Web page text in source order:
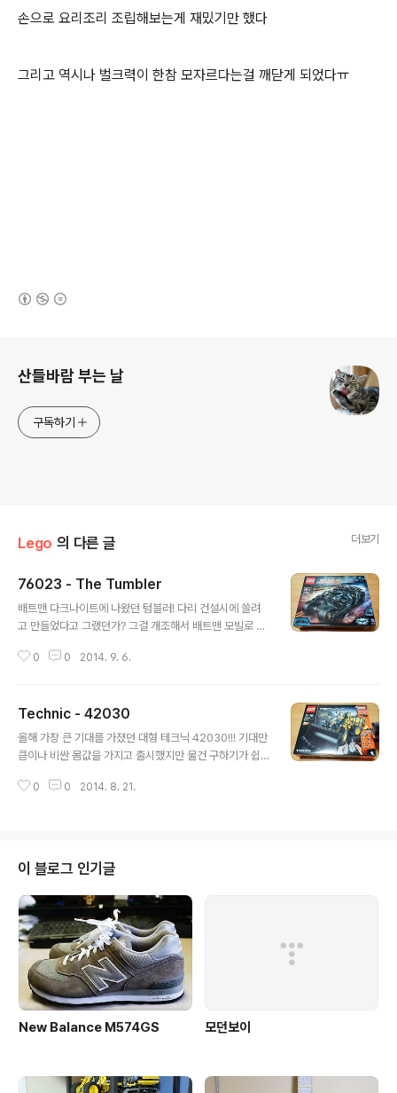
손으로 요리조리 조립해보는게 재밌기만 했다
그리고 역시나 벌크력이 한참 모자르다는걸 깨닫게 되었다ㅠ
산들바람 부는 날
구독하기
Lego 의 다른 글 더보기
76023 - The Tumbler
배트맨 다크나이트에 나왔던 텀블러! 다리 건설시에 쓸려
고 만들었다고 그랬던가? 그걸 개조해서 배트맨 모빌로 사
됐던 텀블러가 드디어 레고에서도 출시! 게다가 UCS 급으
11번 봉다리까지 있는 위엄! 대부분 시커먼 브릭인데, 봉다
리 번호 없이 조립했다면 @_@ 영화에서 나왔던 바로 이
녀석! 조립하고 나니~ 짜잔~ UCS 급이라 크기는 물론이
명판 스티커는 아직 안붙이고 사진부터 ㅎㅎ
0 0 2014. 9. 6.
Technic - 42030
올해 가장 큰 기대를 가졌던 대형 테크닉 42030!!! 기대만
큼이나 비싼 몸값을 가지고 출시했지만 물건 구하기가 쉽
립 끝! 여태 만들어본 대형 테크닉중에 가장 묵직하고 속이
0 0 2014. 8. 21.
이 블로그 인기글
New Balance M574GS 모던보이